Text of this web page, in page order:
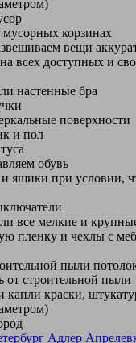
корзинах
вещи
всех доступных и
настенные бра
поверхности
и пол
обувь
ящики при условии,
все мелкие и
пленку и чехлы с
пыли
от строительной пыли
капли краски,
Адлер